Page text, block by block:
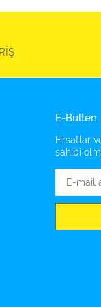
E-Bülten
Fırsatlar
sahibi